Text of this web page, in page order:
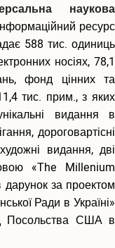
наукова
ресурс
588 тис. одиниць
носіях, 78,1
фонд цінних та
тис. прим., з яких
видання в
дороговартісні
видання, дві
«The Millenium
за проектом
Ради в Україні»
Посольства США в